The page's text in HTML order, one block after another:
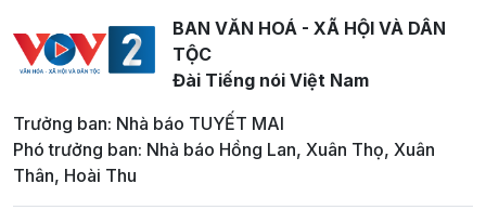
BAN VĂN HOÁ - XÃ HỘI VÀ DÂN
TỘC
Đài Tiếng nói Việt Nam
Trưởng ban: Nhà báo TUYẾT MAI
Phó trưởng ban: Nhà báo Hồng Lan, Xuân Thọ, Xuân
Thân, Hoài Thu